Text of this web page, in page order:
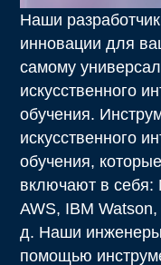
Наши
инновации для
самому
искусственного
обучения.
искусственного
обучения,
включают в себя:
AWS, IBM
д. Наши
помощью